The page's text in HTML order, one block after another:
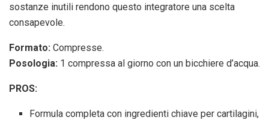
sostanze inutili rendono questo integratore una scelta
consapevole.
Formato: Compresse.
Posologia: 1 compressa al giorno con un bicchiere d’acqua.
PROS:
Formula completa con ingredienti chiave per cartilagini,